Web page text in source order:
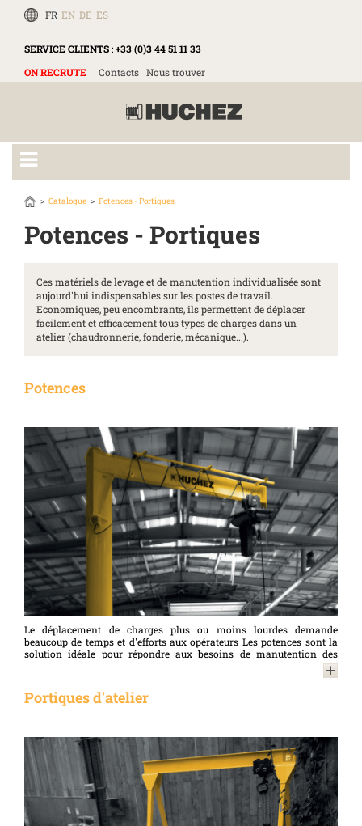
FR EN DE ES
SERVICE CLIENTS:+33 (0)3 44 51 11 33
ON RECRUTE
Contacts Nous trouver
Catalogue Potences - Portiques
Potences - Portiques
Ces matériels de levage et de manutention individualisée sont
aujourd'hui indispensables sur les postes de travail.
Economiques, peu encombrants, ils permettent de déplacer
facilement et efficacement tous types de charges dans un
atelier (chaudronnerie, fonderie, mécanique...).
Potences
Le déplacement de charges plus ou moins lourdes demande
beaucoup de temps et d'efforts aux opérateurs Les potences sont la
solution idéale pour répondre aux besoins de manutention des
postes de travail (ateliers, garages, services techniques…). Notre
gamme complète de potences est composée de différents modèles
afin de s’adapter parfaitement aux contraintes propres à chaque
poste de travail, à les rendre plus ergonomiques mais aussi plus
capables de lever des charges allant jusqu’à 3,2 t (au-delà, nous
consulter). Selon les modèles, nos potences peuvent être équipées de
palans (manuels ou électriques), treuils (manuels ou électriques) et
autres équipements en option (ligne d’alimentation, kit de
fixation…). HUCHEZ propose une large gamme de potences pour
répondre à vos besoins les plus spécifiques : n’hésitez pas à nous
consulter !
Portiques d'atelier